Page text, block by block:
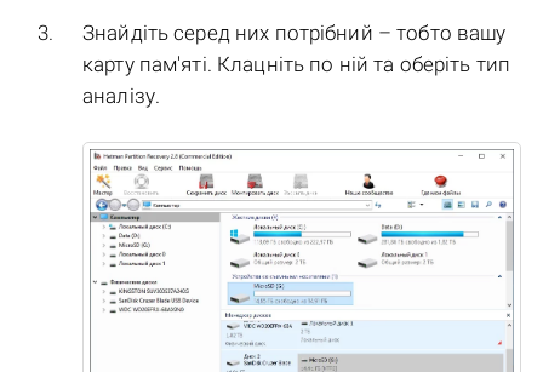
Знайдіть серед них потрібний – тобто вашу
карту пам'яті. Клацніть по ній та оберіть тип
аналізу.